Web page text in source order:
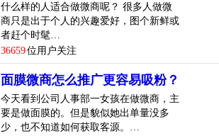
什么样的人适合做微商呢？ 很多人做微
商只是出于个人的兴趣爱好，图个新鲜或
者赶个时髦…
36659位用户关注
面膜微商怎么推广更容易吸粉？
今天看到公司人事部一女孩在做微商，主
要是做面膜的。但是貌似她出单量没多
少，也不知道如何获取客源。…